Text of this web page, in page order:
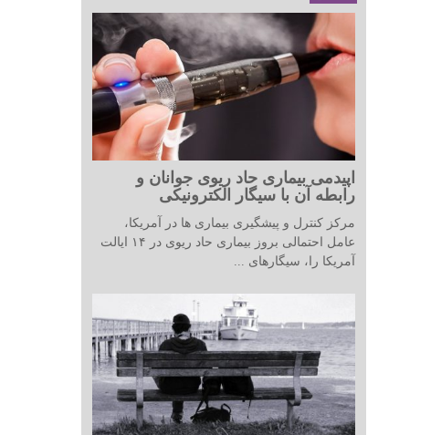
اپیدمی بیماری حاد ریوی جوانان و
رابطه آن با سیگار الکترونیکی
مرکز کنترل و پیشگیری بیماری ها در آمریکا،
عامل احتمالی بروز بیماری حاد ریوی در ۱۴ ایالت
آمریکا را، سیگارهای ...